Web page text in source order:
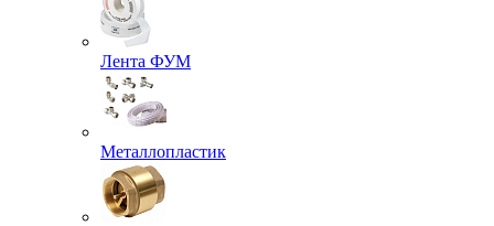
Лента ФУМ
Металлопластик